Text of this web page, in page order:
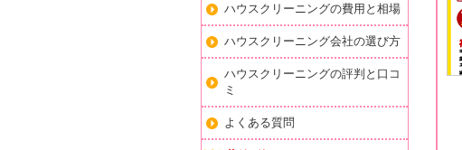
ハウスクリーニングの費用と相場
ハウスクリーニング会社の選び方
ハウスクリーニングの評判と口コ
ミ
よくある質問